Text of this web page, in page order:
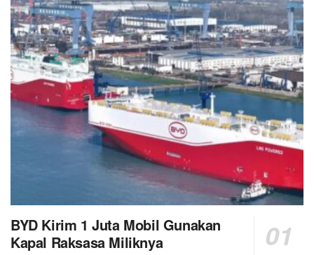
BYD Kirim 1 Juta Mobil Gunakan
Kapal Raksasa Miliknya